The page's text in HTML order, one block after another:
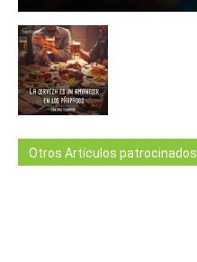
Otros Artículos patrocinados